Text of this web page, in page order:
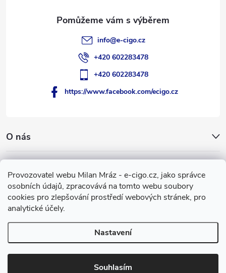
Provozovatel webu Milan Mráz - e-cigo.cz, jako správce
osobních údajů, zpracovává na tomto webu soubory
cookies pro zlepšování prostředí webových stránek, pro
analytické účely.
Nastavení
Souhlasím
O nás
Facebook
info@e-cigo.cz
+420 602283478
+420 602283478
https://www.facebook.com/ecigo.cz
Vytvořil Shoptet
Copyright 2007-2026e-cigo.cz. Všechna práva vyhrazena.